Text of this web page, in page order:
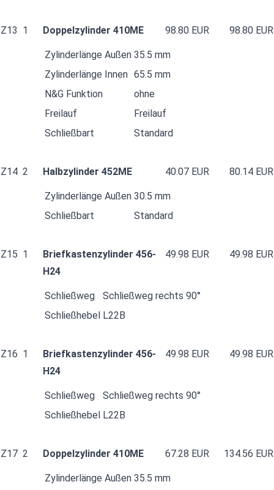
Z13 1 Doppelzylinder 410ME 98.80 EUR 98.80 EUR
Zylinderlänge Außen 35.5 mm
Zylinderlänge Innen 65.5 mm
N&G Funktion
ohne
Freilauf
Freilauf
Schließbart
Standard
Z14 2 Halbzylinder 452ME 40.07 EUR 80.14 EUR
Zylinderlänge Außen 30.5 mm
Schließbart
Standard
Z15 1
Briefkastenzylinder 456-
H24
49.98 EUR 49.98 EUR
Schließweg
Schließweg rechts 90°
Schließhebel L22B
Z16 1
Briefkastenzylinder 456-
H24
49.98 EUR 49.98 EUR
Schließweg
Schließweg rechts 90°
Schließhebel L22B
Z17 2 Doppelzylinder 410ME 67.28 EUR 134.56 EUR
Zylinderlänge Außen 35.5 mm